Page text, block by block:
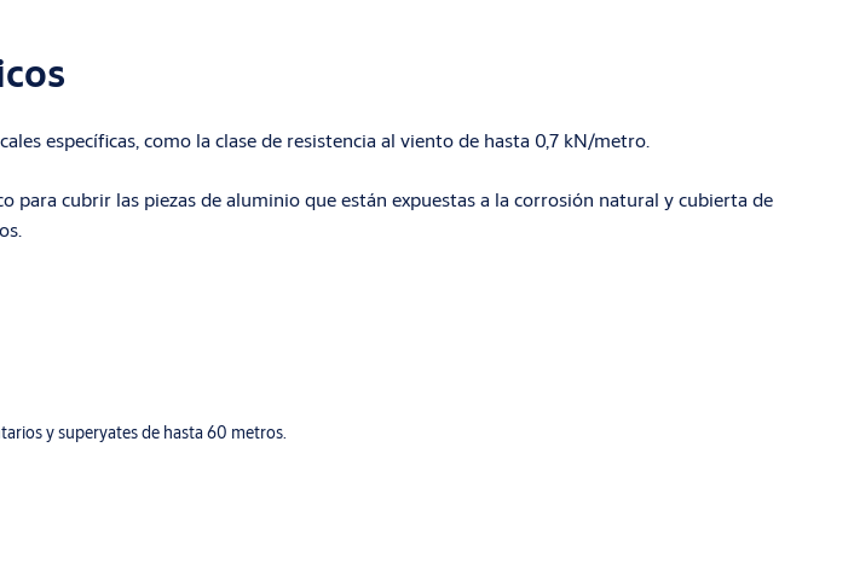
específicas, como la clase de resistencia al viento de hasta 0,7 kN/metro.
cubrir las piezas de aluminio que están expuestas a la corrosión natural y cubierta de
y superyates de hasta 60 metros.